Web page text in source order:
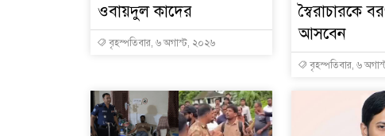
ওবায়দুল কাদের
বৃহস্পতিবার, ৬ অগাস্ট, ২০২৬
স্বৈরাচারকে
আসবেন
বৃহস্পতিবার, ৬